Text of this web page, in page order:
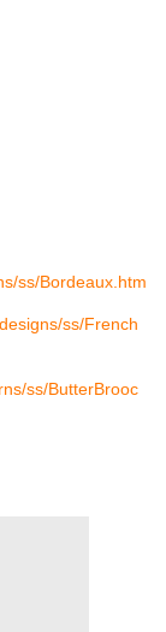
ss/Bordeaux.htm
ss/French
ss/ButterBrooc